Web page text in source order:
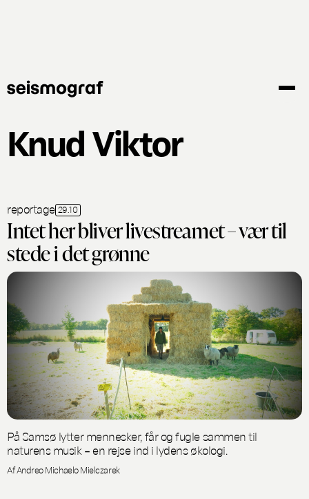
Knud Viktor
reportage 29.10
Intet her bliver livestreamet – vær til
stede i det grønne
På Samsø lytter mennesker, får og fugle sammen til
naturens musik – en rejse ind i lydens økologi.
Af Andreo Michaelo Mielczarek